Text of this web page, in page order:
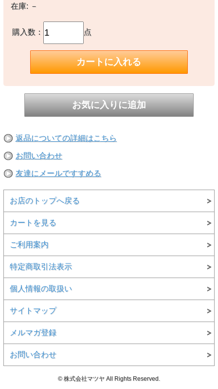
【素材】
〇本体：コットン100%
※撮影時の環境やご使用のPCモニター等の環境により実際の色味と
多少異なる場合があります。
※当店取扱い商品は一部店頭在庫と共有をしております。
す。完売や欠品の場合は大変ご迷惑をおかけしますが、予めご了承の
うえ注文いただきますようお願い申し上げます。
在庫: －
購入数： 点
返品についての詳細はこちら
お問い合わせ
友達にメールですすめる
お店のトップへ戻る
カートを見る
ご利用案内
特定商取引法表示
個人情報の取扱い
サイトマップ
メルマガ登録
お問い合わせ
© 株式会社マツヤ All Rights Reserved.